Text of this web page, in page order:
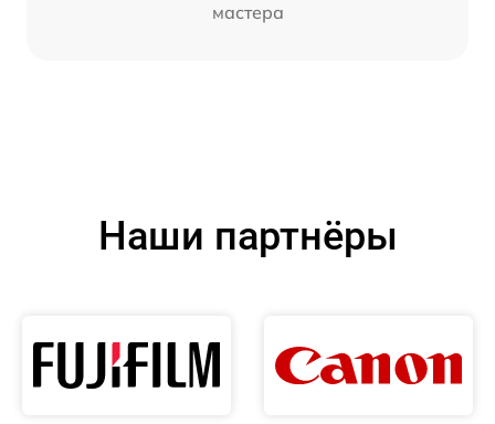
мастера
Наши партнёры